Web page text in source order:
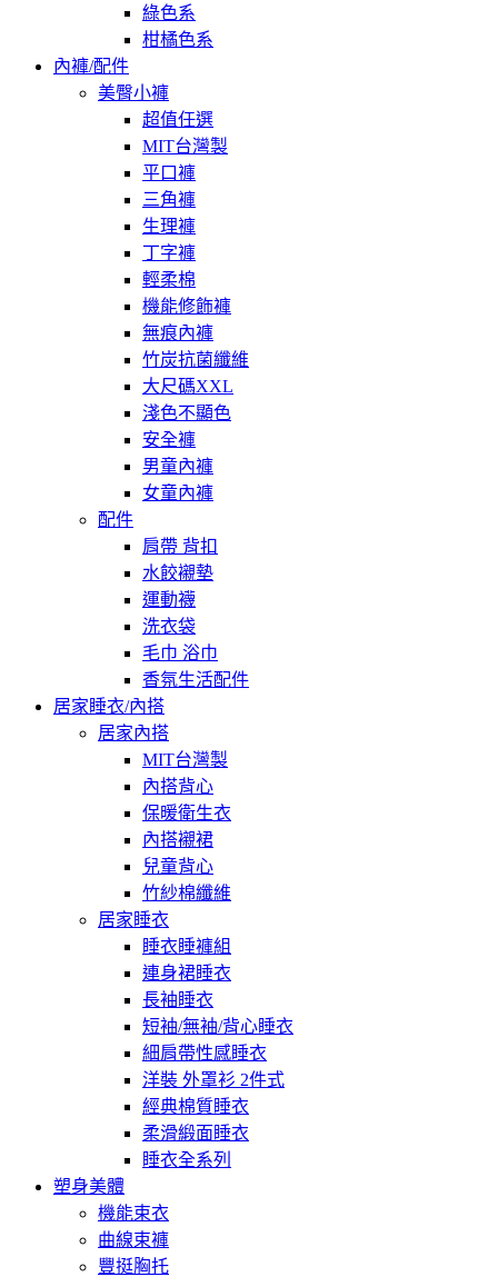
綠色系
柑橘色系
內褲/配件
美臀小褲
超值任選
MIT台灣製
平口褲
三角褲
生理褲
丁字褲
輕柔棉
機能修飾褲
無痕內褲
竹炭抗菌纖維
大尺碼XXL
淺色不顯色
安全褲
男童內褲
女童內褲
配件
肩帶 背扣
水餃襯墊
運動襪
洗衣袋
毛巾 浴巾
香氛生活配件
居家睡衣/內搭
居家內搭
MIT台灣製
內搭背心
保暖衛生衣
內搭襯裙
兒童背心
竹紗棉纖維
居家睡衣
睡衣睡褲組
連身裙睡衣
長袖睡衣
短袖/無袖/背心睡衣
細肩帶性感睡衣
洋裝 外罩衫 2件式
經典棉質睡衣
柔滑緞面睡衣
睡衣全系列
塑身美體
機能束衣
曲線束褲
豐挺胸托